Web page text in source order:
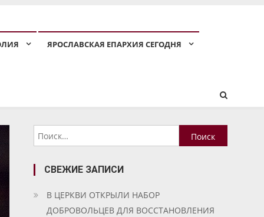
ЯРОСЛАВСКАЯ ЕПАРХИЯ СЕГОДНЯ
Найти:
СВЕЖИЕ ЗАПИСИ
В ЦЕРКВИ ОТКРЫЛИ НАБОР
ДОБРОВОЛЬЦЕВ ДЛЯ ВОССТАНОВЛЕНИЯ